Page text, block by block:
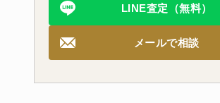
LINE査定（無料）
メールで相談